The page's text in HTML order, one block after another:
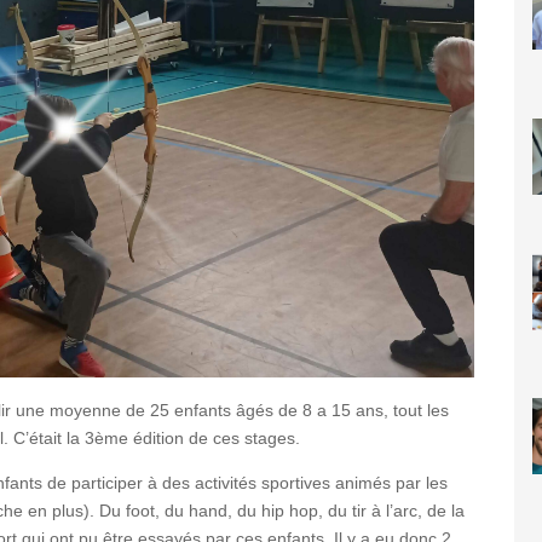
une moyenne de 25 enfants âgés de 8 a 15 ans, tout les
C’était la 3ème édition de ces stages.
de participer à des activités sportives animés par les
en plus). Du foot, du hand, du hip hop, du tir à l’arc, de la